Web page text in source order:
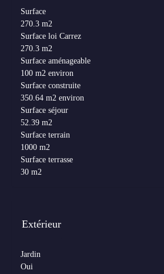
Surface
270.3 m2
Surface loi Carrez
270.3 m2
Surface aménageable
100 m2 environ
Surface construite
350.64 m2 environ
Surface séjour
52.39 m2
Surface terrain
1000 m2
Surface terrasse
30 m2
Extérieur
Jardin
Oui